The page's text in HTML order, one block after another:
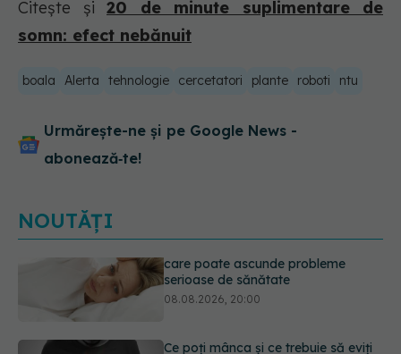
Citește și 20 de minute suplimentare de
somn: efect nebănuit
boala Alerta tehnologie cercetatori plante roboti ntu
Urmărește-ne și pe Google News -
abonează‑te!
NOUTĂȚI
Ce poți mânca și ce trebuie să eviți
dacă ai gastrită: exemplu de meniu